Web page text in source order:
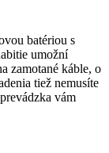
batériou s
umožní
zamotané káble, o
tiež nemusíte
vám